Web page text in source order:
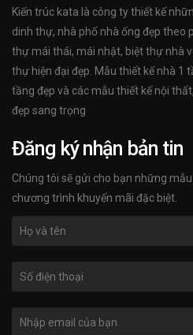
Kiến trúc kata là công ty thiết kế
dinh thự, nhà phố nhà ống đẹp theo
thự mái thái, mái nhật, biệt thự nhà
thự hiện đại đẹp. Mẫu thiết kế nhà 1
tầng đẹp và các mẫu thiết kế nội
đẹp sang trọng
Đăng ký nhận bản tin
Chúng tôi sẽ gửi cho bạn những
chương trình khuyến mãi đặc biệt.